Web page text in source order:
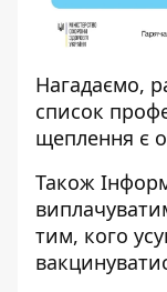
Нагадаємо,
список
щеплення є
Також
тим, кого